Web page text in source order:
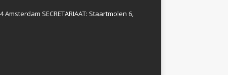
SECRETARIAAT: Staartmolen 6,